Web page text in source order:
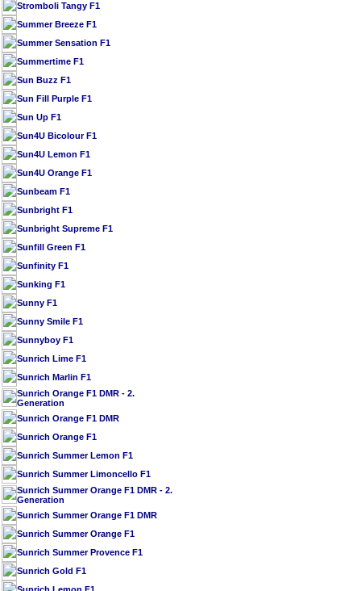
Stromboli Tangy F1
Summer Breeze F1
Summer Sensation F1
Summertime F1
Sun Buzz F1
Sun Fill Purple F1
Sun Up F1
Sun4U Bicolour F1
Sun4U Lemon F1
Sun4U Orange F1
Sunbeam F1
Sunbright F1
Sunbright Supreme F1
Sunfill Green F1
Sunfinity F1
Sunking F1
Sunny F1
Sunny Smile F1
Sunnyboy F1
Sunrich Lime F1
Sunrich Marlin F1
Sunrich Orange F1 DMR - 2.
Generation
Sunrich Orange F1 DMR
Sunrich Orange F1
Sunrich Summer Lemon F1
Sunrich Summer Limoncello F1
Sunrich Summer Orange F1 DMR - 2.
Generation
Sunrich Summer Orange F1 DMR
Sunrich Summer Orange F1
Sunrich Summer Provence F1
Sunrich Gold F1